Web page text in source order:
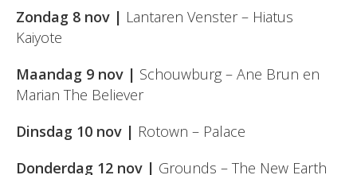
Zondag 8 nov | Lantaren Venster – Hiatus
Kaiyote
Maandag 9 nov | Schouwburg – Ane Brun en
Marian The Believer
Dinsdag 10 nov | Rotown – Palace
Donderdag 12 nov | Grounds – The New Earth